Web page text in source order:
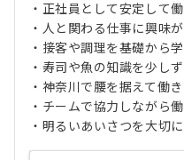
・正社員として安定して
・人と関わる仕事に興味
・接客や調理を基礎から
・寿司や魚の知識を少し
・神奈川で腰を据えて働
・チームで協力しながら
・明るいあいさつを大切